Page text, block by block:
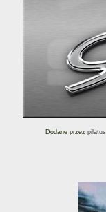
Dodane przez pilatus